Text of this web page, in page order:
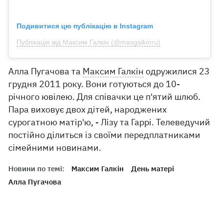
Подивитися цю публікацію в Instagram
Публікація від Максим Галкін (@maxgalkinru)
Алла Пугачова та Максим Галкін одружилися 23
грудня 2011 року. Вони готуються до 10-
річного ювілею. Для співачки це п'ятий шлюб.
Пара виховує двох дітей, народжених
сурогатною матір'ю, - Лізу та Гаррі. Телеведучий
постійно ділиться із своїми передплатниками
сімейними новинами.
Новини по темі: Максим Галкін
День матері
Алла Пугачова